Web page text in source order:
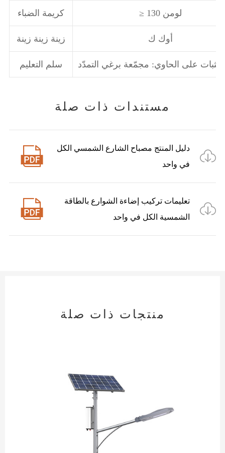
كريمة الضباء ≥ 130 لومن
زينة زينة زينة أوك ك
سلم التعليم على الحاوي: مجمّعة برغي التمدّد
مستندات ذات صلة

دليل المنتج مصباح الشارع الشمسي الكل
في واحد


تعليمات تركيب إضاءة الشوارع بالطاقة
الشمسية الكل في واحد

منتجات ذات صلة